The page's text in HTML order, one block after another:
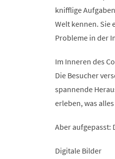
knifflige
Welt kennen. Sie
Probleme in der
Im Inneren des
Die Besucher
spannende
erleben, was
Aber aufgepasst:
Digitale Bilder